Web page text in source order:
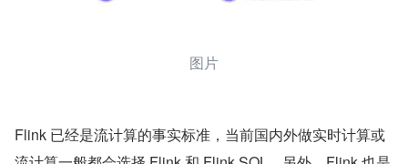
图片
Flink 已经是流计算的事实标准，当前国内外做实时计算或